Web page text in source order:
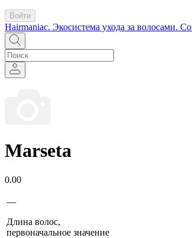
Войти
Hairmaniac. Экосистема ухода за волосами.
Marseta
0.00
—
Длина волос,
первоначальное значение